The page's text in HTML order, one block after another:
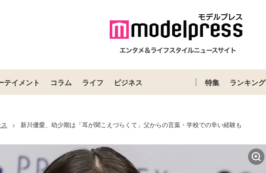
テイメント コラム ライフ ビジネス 特集 ランキング
> 新川優愛、幼少期は「耳が聞こえづらくて」父からの言葉・学校での辛い経験も